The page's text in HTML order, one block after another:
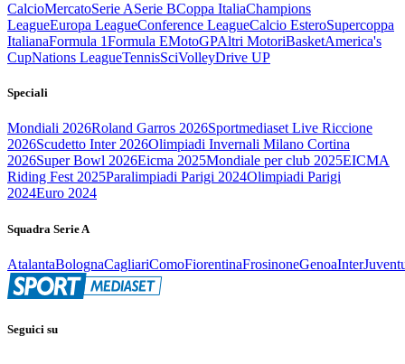
CalcioMercatoSerie ASerie BCoppa ItaliaChampions
LeagueEuropa LeagueConference LeagueCalcio EsteroSupercoppa
ItalianaFormula 1Formula EMotoGPAltri MotoriBasketAmerica's
CupNations LeagueTennisSciVolleyDrive UP
Speciali
Mondiali 2026Roland Garros 2026Sportmediaset Live Riccione
2026Scudetto Inter 2026Olimpiadi Invernali Milano Cortina
2026Super Bowl 2026Eicma 2025Mondiale per club 2025EICMA
Riding Fest 2025Paralimpiadi Parigi 2024Olimpiadi Parigi
2024Euro 2024
Squadra Serie A
AtalantaBolognaCagliariComoFiorentinaFrosinoneGenoaInter
Seguici su